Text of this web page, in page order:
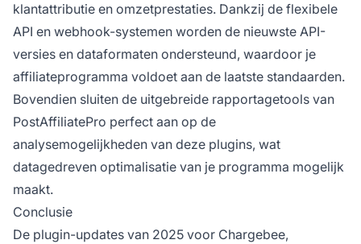
klantattributie en omzetprestaties. Dankzij de flexibele
API en webhook-systemen worden de nieuwste API-
versies en dataformaten ondersteund, waardoor je
affiliateprogramma voldoet aan de laatste standaarden.
Bovendien sluiten de uitgebreide rapportagetools van
PostAffiliatePro perfect aan op de
analysemogelijkheden van deze plugins, wat
datagedreven optimalisatie van je programma mogelijk
maakt.
Conclusie
De plugin-updates van 2025 voor Chargebee,